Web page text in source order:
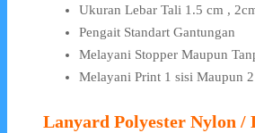
Ukuran Lebar Tali 1.5 cm ,
Pengait Standart Gantungan
Melayani Stopper Maupun
Melayani Print 1 sisi Maupun
Lanyard Polyester Nylon /